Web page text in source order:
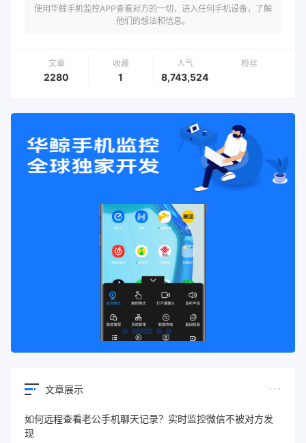
使用华鲸手机监控APP查看对方的一切，进入任何手机设备，了解
他们的想法和信息。
文章
2280
收藏
1
人气
8,743,524
粉丝
文章展示
如何远程查看老公手机聊天记录？实时监控微信不被对方发
现